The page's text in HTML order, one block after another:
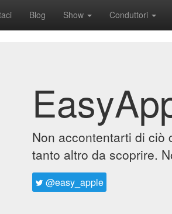
Blog Show Conduttori
Non accontentarti di ciò
tanto altro da scoprire.
@easy_apple